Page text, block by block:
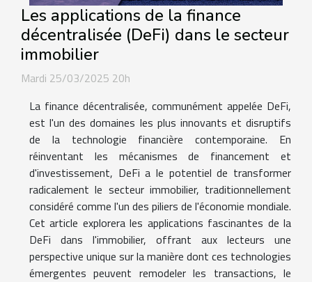
Les applications de la finance
décentralisée (DeFi) dans le secteur
immobilier
Mardi 25/03/2025 20h
La finance décentralisée, communément appelée DeFi,
est l'un des domaines les plus innovants et disruptifs
de la technologie financière contemporaine. En
réinventant les mécanismes de financement et
d'investissement, DeFi a le potentiel de transformer
radicalement le secteur immobilier, traditionnellement
considéré comme l'un des piliers de l'économie mondiale.
Cet article explorera les applications fascinantes de la
DeFi dans l'immobilier, offrant aux lecteurs une
perspective unique sur la manière dont ces technologies
émergentes peuvent remodeler les transactions, le